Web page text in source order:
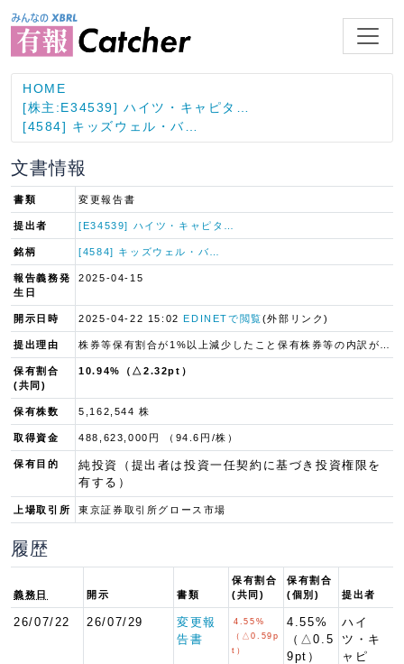
HOME
[株主:E34539] ハイツ・キャピタ…
[4584] キッズウェル・バ…
文書情報
書類 変更報告書
提出者 [E34539] ハイツ・キャピタ…
銘柄 [4584] キッズウェル・バ…
報告義務発
生日
2025-04-15
開示日時 2025-04-22 15:02EDINETで閲覧(外部リンク)
提出理由
保有割合
(共同)
10.94%（△2.32pt）
保有株数 5,162,544 株
取得資金 488,623,000円 （94.6円/株）
保有目的
純投資（提出者は投資一任契約に基づき投資権限を
有する）
上場取引所 東京証券取引所グロース市場
履歴
義務日 開示 書類
保有割合
(共同)
保有割合
(個別)
提出者
26/07/22 26/07/29
変更報
告書
4.55%
（△0.59p
t）
4.55%
（△0.5
9pt）
ハイ
ツ・キ
ャピ